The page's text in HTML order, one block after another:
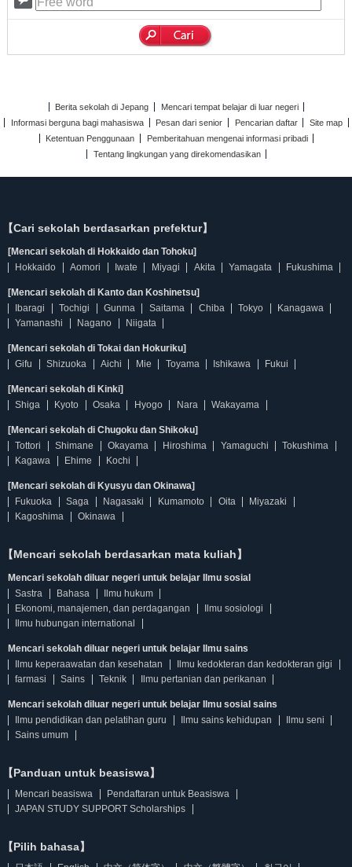
Berita sekolah di Jepang
Mencari tempat belajar di luar negeri
Informasi berguna bagi mahasiswa
Pesan dari senior Pencarian daftar
Site map
Ketentuan Penggunaan
Pemberitahuan mengenai informasi pribadi
Tentang lingkungan yang direkomendasikan
【Cari sekolah berdasarkan prefektur】
[Mencari sekolah di Hokkaido dan Tohoku]
Hokkaido
Aomori Iwate Miyagi Akita Yamagata Fukushima
[Mencari sekolah di Kanto dan Koshinetsu]
Ibaragi
Tochigi Gunma Saitama Chiba Tokyo
Kanagawa
Yamanashi
Nagano Niigata
[Mencari sekolah di Tokai dan Hokuriku]
Gifu
Shizuoka Aichi Mie Toyama Ishikawa Fukui
[Mencari sekolah di Kinki]
Shiga
Kyoto Osaka Hyogo Nara Wakayama
[Mencari sekolah di Chugoku dan Shikoku]
Tottori
Shimane Okayama Hiroshima Yamaguchi
Tokushima
Kagawa
Ehime Kochi
[Mencari sekolah di Kyusyu dan Okinawa]
Fukuoka
Saga Nagasaki Kumamoto Oita
Miyazaki
Kagoshima
Okinawa
【Mencari sekolah berdasarkan mata kuliah】
Mencari sekolah diluar negeri untuk belajar Ilmu sosial
Sastra
Bahasa
Ilmu hukum
Ekonomi, manajemen, dan perdagangan
Ilmu sosiologi
Ilmu hubungan international
Mencari sekolah diluar negeri untuk belajar Ilmu sains
Ilmu keperaawatan dan kesehatan
Ilmu kedokteran dan kedokteran gigi
farmasi
Sains Teknik Ilmu pertanian dan perikanan
Mencari sekolah diluar negeri untuk belajar Ilmu sosial sains
Ilmu pendidikan dan pelatihan guru
Ilmu sains kehidupan
Ilmu seni
Sains umum
【Panduan untuk beasiswa】
Mencari beasiswa
Pendaftaran untuk Beasiswa
JAPAN STUDY SUPPORT Scholarships
【Pilih bahasa】